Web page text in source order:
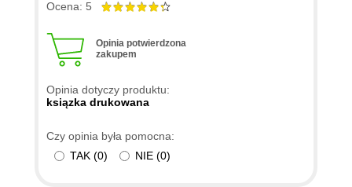
Ocena: 5
Opinia potwierdzona
zakupem
Opinia dotyczy produktu:
ksiązka drukowana
Czy opinia była pomocna:
TAK (0) NIE (0)